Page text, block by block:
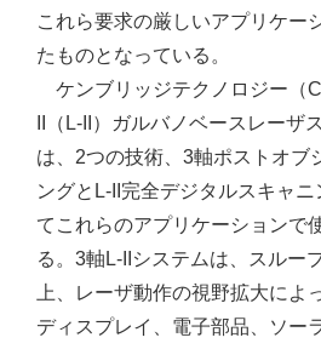
これら要求の厳しいアプリケー
たものとなっている。
ケンブリッジテクノロジー（
II（L-II）ガルバノベースレーザ
は、2つの技術、3軸ポストオブ
ングとL-II完全デジタルスキャ
てこれらのアプリケーションで
る。3軸L-IIシステムは、スルー
上、レーザ動作の視野拡大によ
ディスプレイ、電子部品、ソー